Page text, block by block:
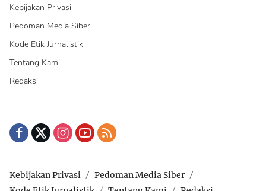
Kebijakan Privasi
Pedoman Media Siber
Kode Etik Jurnalistik
Tentang Kami
Redaksi
Kebijakan Privasi
Pedoman Media Siber